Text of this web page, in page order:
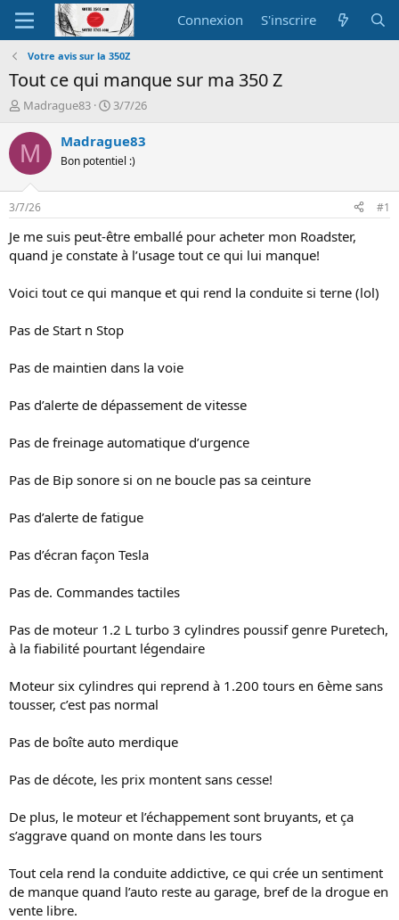
Connexion S'inscrire
Votre avis sur la 350Z
Tout ce qui manque sur ma 350 Z
A
t
e
r
d
e
l
d
s
u
i
n
Madrague83
D
t
e
d
é
b
t
3/7/26
M Madrague83
Bon potentiel :)
3/7/26 #1
Je me suis peut-être emballé pour acheter mon Roadster,
quand je constate à l’usage tout ce qui lui manque!
Voici tout ce qui manque et qui rend la conduite si terne (lol)
Pas de Start n Stop
Pas de maintien dans la voie
Pas d’alerte de dépassement de vitesse
Pas de freinage automatique d’urgence
Pas de Bip sonore si on ne boucle pas sa ceinture
Pas d’alerte de fatigue
Pas d’écran façon Tesla
Pas de. Commandes tactiles
Pas de moteur 1.2 L turbo 3 cylindres poussif genre Puretech,
à la fiabilité pourtant légendaire
Moteur six cylindres qui reprend à 1.200 tours en 6ème sans
tousser, c’est pas normal
Pas de boîte auto merdique
Pas de décote, les prix montent sans cesse!
De plus, le moteur et l’échappement sont bruyants, et ça
s’aggrave quand on monte dans les tours
Tout cela rend la conduite addictive, ce qui crée un sentiment
de manque quand l’auto reste au garage, bref de la drogue en
vente libre.